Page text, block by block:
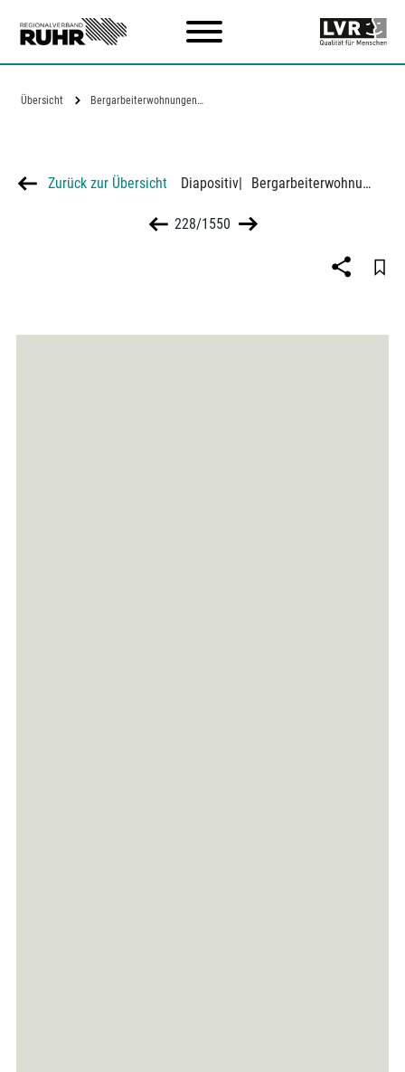
Übersicht Bergarbeiterwohnungen im Ruhrgebiet,…
Zurück zur Übersicht Diapositiv| Bergarbeiterwohnungen im Ruhrgebiet, verschiedene Grundrisse
228/1550